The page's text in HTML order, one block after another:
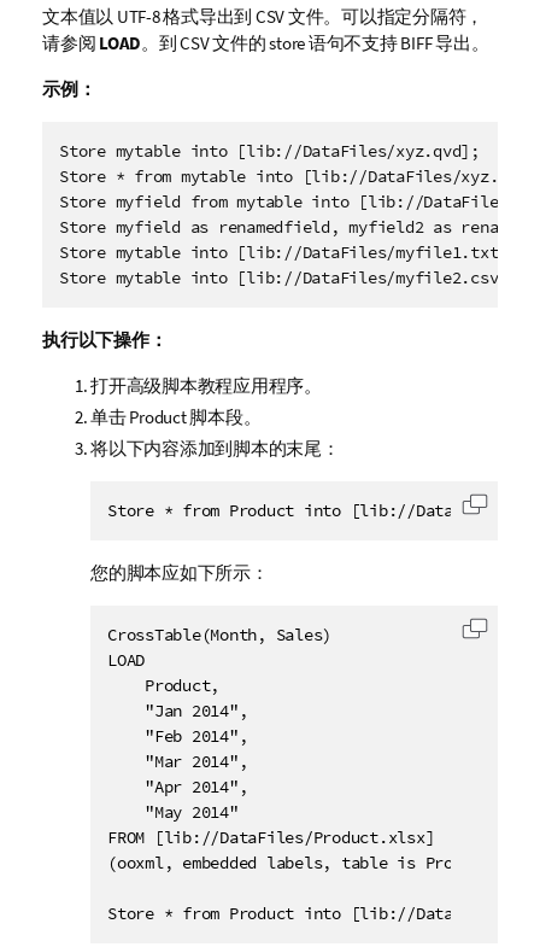
文本值以 UTF-8 格式导出到 CSV文件。可以指定分隔符，
请参阅 LOAD。到CSV文件的 store 语句不支持BIFF导出。
示例：
Store mytable into [lib://DataFiles/xyz.qvd];
Store * from mytable into [lib://DataFiles/
Store myfield from mytable into [lib://DataFiles/
Store myfield as renamedfield, myfield2 as
Store mytable into [lib://DataFiles/myfile1.txt];
Store mytable into [lib://DataFiles/myfile2.csv];
执行以下操作：
打开高级脚本教程应用程序。
单击Product脚本段。
将以下内容添加到脚本的末尾：
Store * from Product into [lib://DataFiles/复制代
您的脚本应如下所示：
CrossTable(Month, Sales)
LOAD
    Product,
    "Jan 2014",
    "Feb 2014",
    "Mar 2014",
    "Apr 2014",
    "May 2014"
FROM [lib://DataFiles/Product.xlsx]
(ooxml, embedded labels, table is Product);
Store * from Product into [lib://DataFiles/
复制代